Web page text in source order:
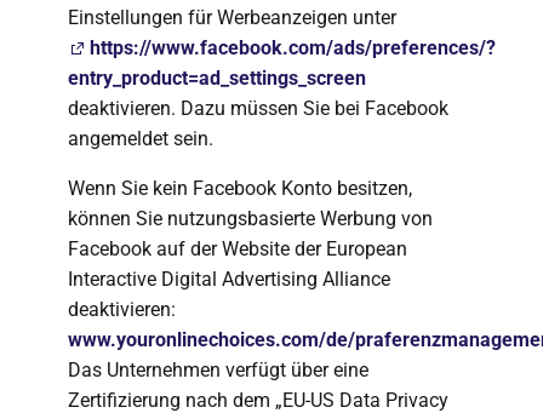
Einstellungen für Werbeanzeigen unter
https://www.facebook.com/ads/preferences/?
entry_product=ad_settings_screen
deaktivieren. Dazu müssen Sie bei Facebook
angemeldet sein.
Wenn Sie kein Facebook Konto besitzen,
können Sie nutzungsbasierte Werbung von
Facebook auf der Website der European
Interactive Digital Advertising Alliance
deaktivieren:
www.youronlinechoices.com/de/
Das Unternehmen verfügt über eine
Zertifizierung nach dem „EU-US Data Privacy